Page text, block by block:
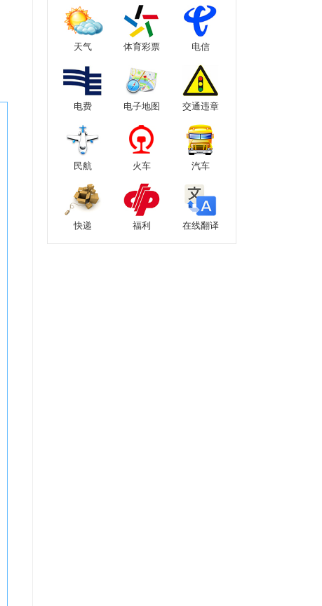
天气 体育彩票 电信
电费 电子地图 交通违章
民航 火车 汽车
快递 福利 在线翻译